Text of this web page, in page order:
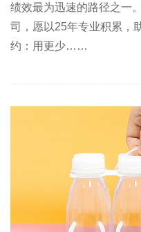
绩效最为迅速的路径之一
司，愿以25年专业积累，
约：用更少……